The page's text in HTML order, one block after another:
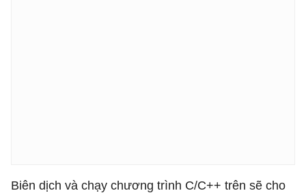
Biên dịch và chạy chương trình C/C++ trên sẽ cho